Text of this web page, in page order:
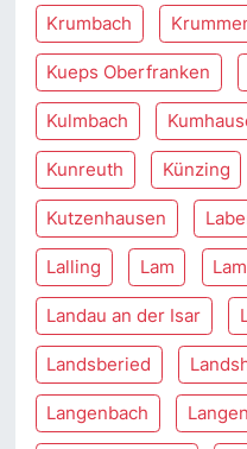
Krumbach
Kueps Oberfranken
Kulmbach
Kunreuth Künzing
Kutzenhausen
Lalling Lam
Landau an der Isar
Landsberied
Langenbach